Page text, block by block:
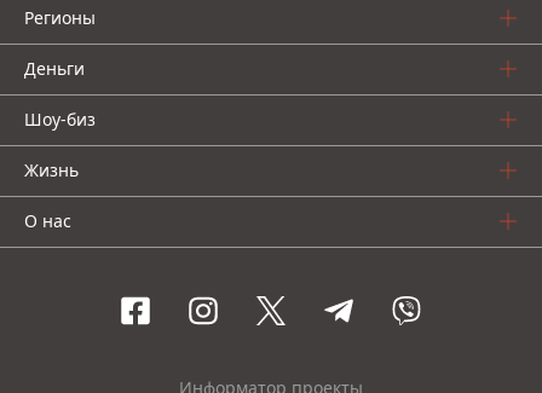
Регионы
Деньги
Шоу-биз
Жизнь
О нас
Информатор проекты